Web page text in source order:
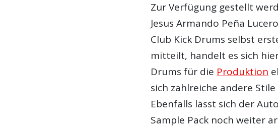
Zur Verfügung gestellt
Jesus Armando Peña
Club Kick Drums selbst
mitteilt, handelt es sich
Drums für die Produktion
sich zahlreiche andere
Ebenfalls lässt sich der
Sample Pack noch weiter